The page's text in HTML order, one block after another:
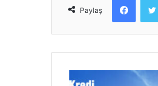
Paylaş